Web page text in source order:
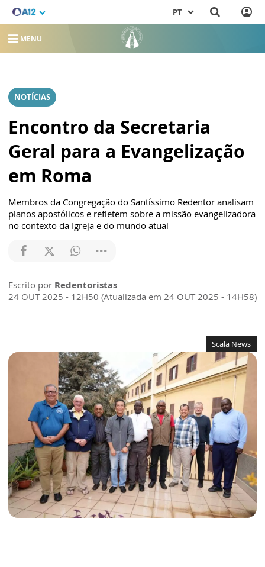
PT
MENU
NOTÍCIAS
Encontro da Secretaria
Geral para a Evangelização
em Roma
Membros da Congregação do Santíssimo Redentor analisam
planos apostólicos e refletem sobre a missão evangelizadora
no contexto da Igreja e do mundo atual
Escrito por Redentoristas
24 OUT 2025 - 12H50 (Atualizada em 24 OUT 2025 - 14H58)
Scala News